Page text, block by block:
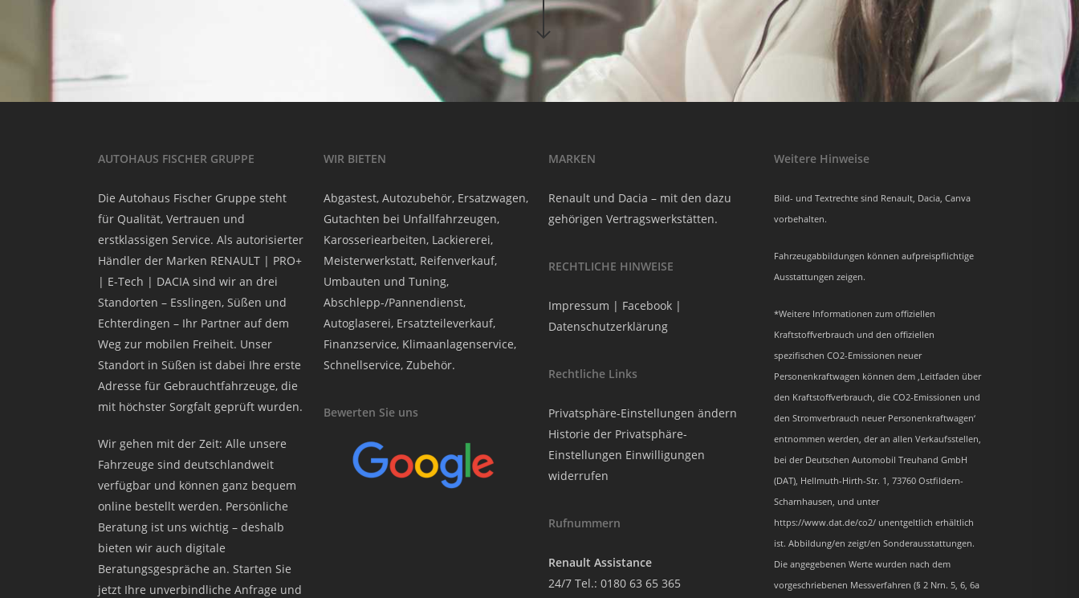
AUTOHAUS FISCHER GRUPPE
Die Autohaus Fischer Gruppe steht
für Qualität, Vertrauen und
erstklassigen Service. Als autorisierter
Händler der Marken RENAULT | PRO+
| E-Tech | DACIA sind wir an drei
Standorten – Esslingen, Süßen und
Echterdingen – Ihr Partner auf dem
Weg zur mobilen Freiheit. Unser
Standort in Süßen ist dabei Ihre erste
Adresse für Gebrauchtfahrzeuge, die
mit höchster Sorgfalt geprüft wurden.
Wir gehen mit der Zeit: Alle unsere
Fahrzeuge sind deutschlandweit
verfügbar und können ganz bequem
online bestellt werden. Persönliche
Beratung ist uns wichtig – deshalb
bieten wir auch digitale
Beratungsgespräche an. Starten Sie
jetzt Ihre unverbindliche Anfrage und
WIR BIETEN
Abgastest, Autozubehör, Ersatzwagen,
Gutachten bei Unfallfahrzeugen,
Karosseriearbeiten, Lackiererei,
Meisterwerkstatt, Reifenverkauf,
Umbauten und Tuning,
Abschlepp-/Pannendienst,
Autoglaserei, Ersatzteileverkauf,
Finanzservice, Klimaanlagenservice,
Schnellservice, Zubehör.
Bewerten Sie uns
MARKEN
Renault und Dacia – mit den dazu
gehörigen Vertragswerkstätten.
RECHTLICHE HINWEISE
Impressum | Facebook |
Datenschutzerklärung
Rechtliche Links
Privatsphäre-Einstellungen ändern
Historie der Privatsphäre-
Einstellungen Einwilligungen
widerrufen
Rufnummern
Renault Assistance
24/7 Tel.: 0180 63 65 365
Weitere Hinweise
Bild- und Textrechte sind Renault, Dacia, Canva
vorbehalten.
Fahrzeugabbildungen können aufpreispflichtige
Ausstattungen zeigen.
*Weitere Informationen zum offiziellen
Kraftstoffverbrauch und den offiziellen
spezifischen CO2-Emissionen neuer
Personenkraftwagen können dem ‚Leitfaden über
den Kraftstoffverbrauch, die CO2-Emissionen und
den Stromverbrauch neuer Personenkraftwagen‘
entnommen werden, der an allen Verkaufsstellen,
bei der Deutschen Automobil Treuhand GmbH
(DAT), Hellmuth-Hirth-Str. 1, 73760 Ostfildern-
Scharnhausen, und unter
https://www.dat.de/co2/ unentgeltlich erhältlich
ist. Abbildung/en zeigt/en Sonderausstattungen.
Die angegebenen Werte wurden nach dem
vorgeschriebenen Messverfahren (§ 2 Nrn. 5, 6, 6a